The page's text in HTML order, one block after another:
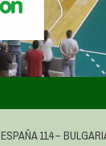
ESPAÑA 114 –